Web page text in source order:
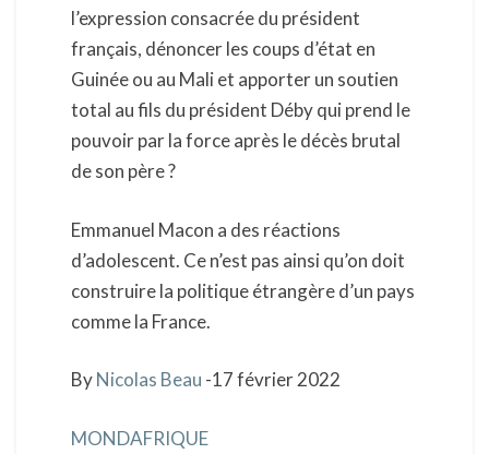
l’expression consacrée du président
français, dénoncer les coups d’état en
Guinée ou au Mali et apporter un soutien
total au fils du président Déby qui prend le
pouvoir par la force après le décès brutal
de son père ?
Emmanuel Macon a des réactions
d’adolescent. Ce n’est pas ainsi qu’on doit
construire la politique étrangère d’un pays
comme la France.
ByNicolas Beau -17 février 2022
MONDAFRIQUE